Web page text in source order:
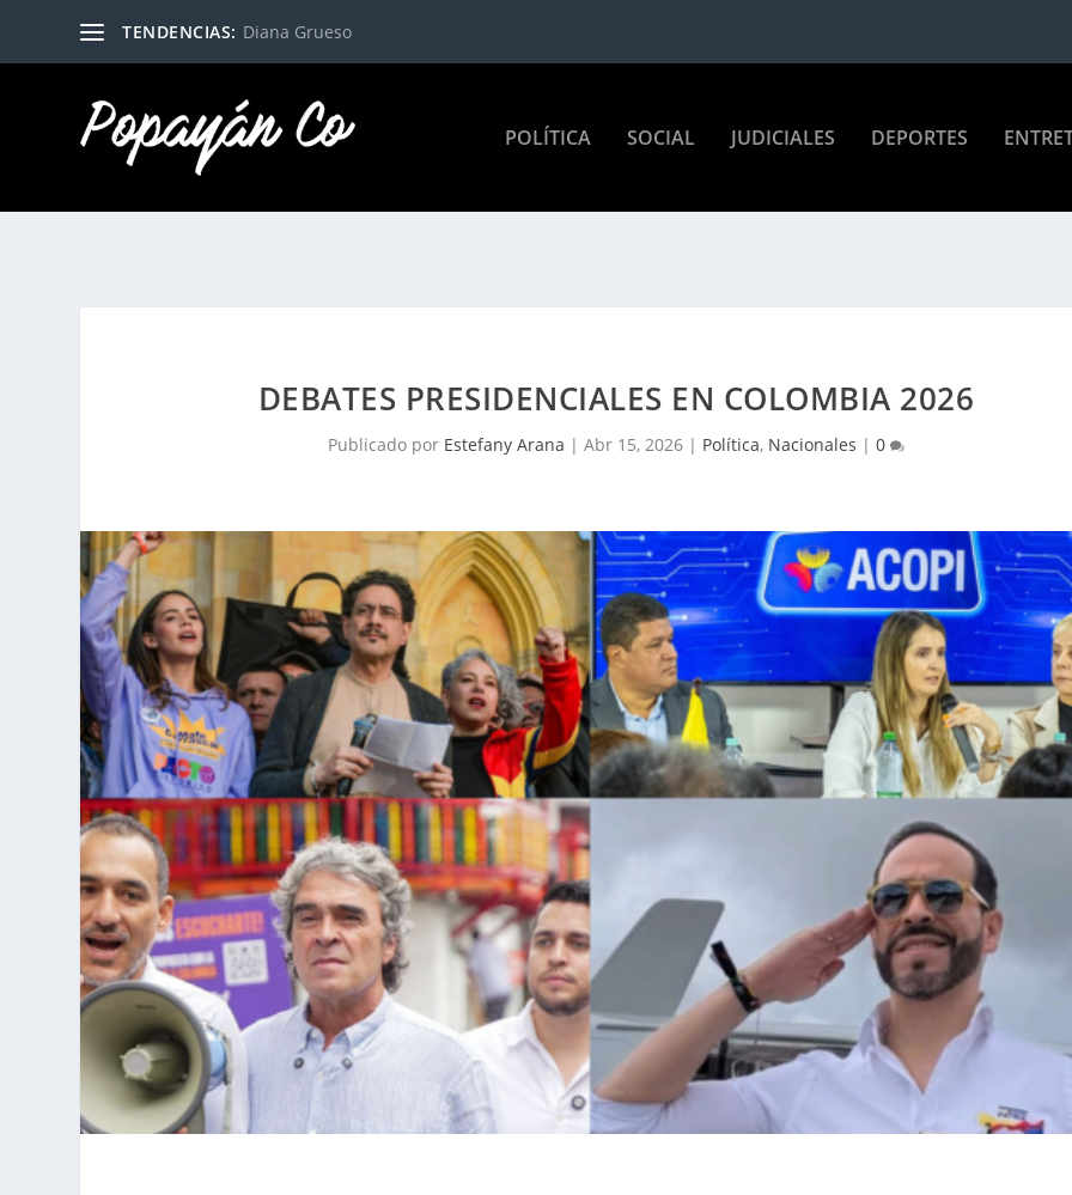
TENDENCIAS: Diana Grueso
POLÍTICA SOCIAL JUDICIALES DEPORTES
DEBATES PRESIDENCIALES EN COLOMBIA 2026
Publicado por Estefany Arana | Abr 15, 2026| Política, Nacionales | 0